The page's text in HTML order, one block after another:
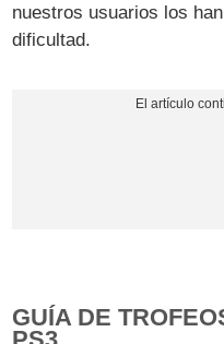
nuestros usuarios los
dificultad.
GUÍA DE